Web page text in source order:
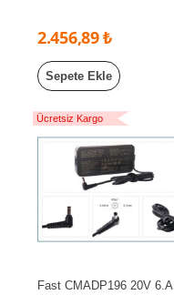
2.456,89 ₺
Sepete Ekle
Ücretsiz Kargo
Fast CMADP196 20V 6.A